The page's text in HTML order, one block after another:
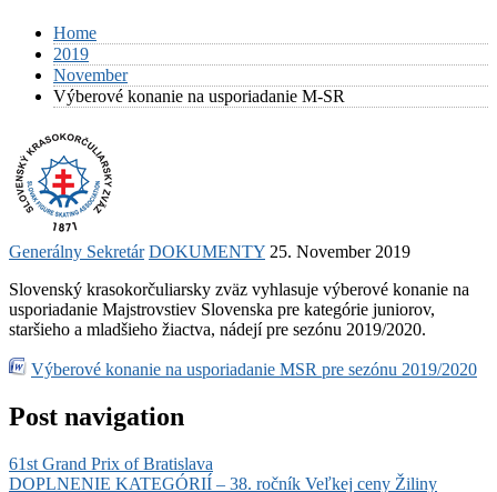
Home
2019
November
Výberové konanie na usporiadanie M-SR
Generálny Sekretár DOKUMENTY 25. November 2019
Slovenský krasokorčuliarsky zväz vyhlasuje výberové konanie na
usporiadanie Majstrovstiev Slovenska pre kategórie juniorov,
staršieho a mladšieho žiactva, nádejí pre sezónu 2019/2020.
Výberové konanie na usporiadanie MSR pre sezónu 2019/2020
Post navigation
61st Grand Prix of Bratislava
DOPLNENIE KATEGÓRIÍ – 38. ročník Veľkej ceny Žiliny